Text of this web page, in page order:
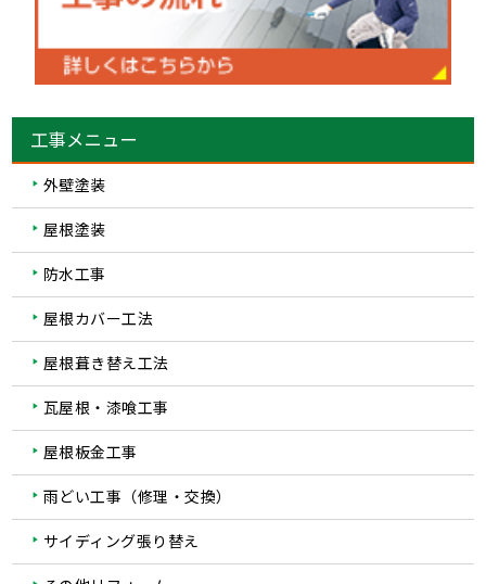
工事メニュー
外壁塗装
屋根塗装
防水工事
屋根カバー工法
屋根葺き替え工法
瓦屋根・漆喰工事
屋根板金工事
雨どい工事（修理・交換）
サイディング張り替え